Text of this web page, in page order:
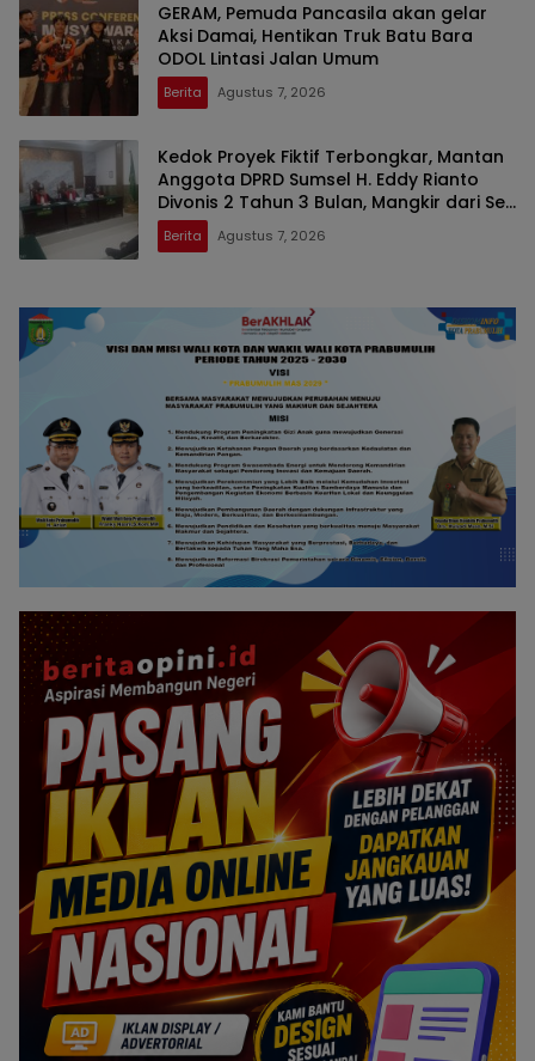
GERAM, Pemuda Pancasila akan gelar
Aksi Damai, Hentikan Truk Batu Bara
ODOL Lintasi Jalan Umum
Berita Agustus 7, 2026
Kedok Proyek Fiktif Terbongkar, Mantan
Anggota DPRD Sumsel H. Eddy Rianto
Divonis 2 Tahun 3 Bulan, Mangkir dari Sel
Nyatakan Banding
Berita Agustus 7, 2026